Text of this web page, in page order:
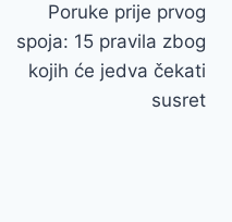
Poruke prije prvog
spoja: 15 pravila zbog
kojih će jedva čekati
susret